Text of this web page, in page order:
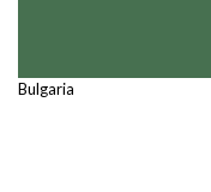
Bulgaria